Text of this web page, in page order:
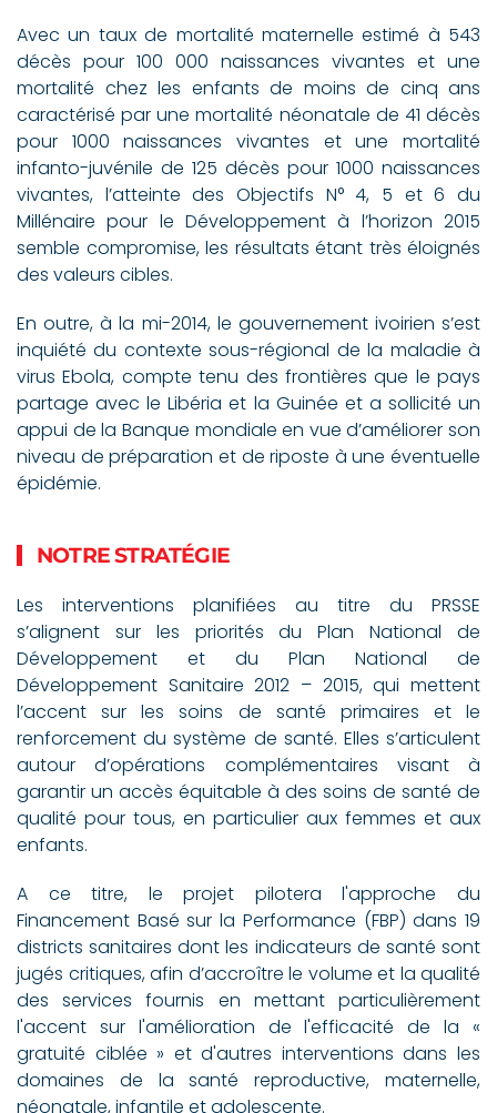
Avec un taux de mortalité maternelle estimé à 543
décès pour 100 000 naissances vivantes et une
mortalité chez les enfants de moins de cinq ans
caractérisé par une mortalité néonatale de 41 décès
pour 1000 naissances vivantes et une mortalité
infanto-juvénile de 125 décès pour 1000 naissances
vivantes, l’atteinte des Objectifs N° 4, 5 et 6 du
Millénaire pour le Développement à l’horizon 2015
semble compromise, les résultats étant très éloignés
des valeurs cibles.
En outre, à la mi-2014, le gouvernement ivoirien s’est
inquiété du contexte sous-régional de la maladie à
virus Ebola, compte tenu des frontières que le pays
partage avec le Libéria et la Guinée et a sollicité un
appui de la Banque mondiale en vue d’améliorer son
niveau de préparation et de riposte à une éventuelle
épidémie.
NOTRE STRATÉGIE
Les interventions planifiées au titre du PRSSE
s’alignent sur les priorités du Plan National de
Développement et du Plan National de
Développement Sanitaire 2012 – 2015, qui mettent
l’accent sur les soins de santé primaires et le
renforcement du système de santé. Elles s’articulent
autour d’opérations complémentaires visant à
garantir un accès équitable à des soins de santé de
qualité pour tous, en particulier aux femmes et aux
enfants.
A ce titre, le projet pilotera l'approche du
Financement Basé sur la Performance (FBP) dans 19
districts sanitaires dont les indicateurs de santé sont
jugés critiques, afin d’accroître le volume et la qualité
des services fournis en mettant particulièrement
l'accent sur l'amélioration de l'efficacité de la «
gratuité ciblée » et d'autres interventions dans les
domaines de la santé reproductive, maternelle,
néonatale, infantile et adolescente.